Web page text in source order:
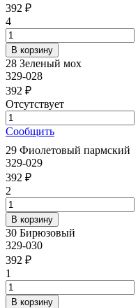
392 ₽
4
28 Зеленый мох
329-028
392 ₽
Отсутствует
Сообщить
29 Фиолетовый пармский
329-029
392 ₽
2
30 Бирюзовый
329-030
392 ₽
1